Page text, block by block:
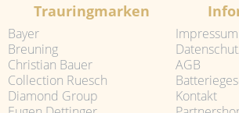
Trauringmarken
Bayer
Breuning
Christian Bauer
Collection Ruesch
Diamond Group
Impressum
AGB
Kontakt